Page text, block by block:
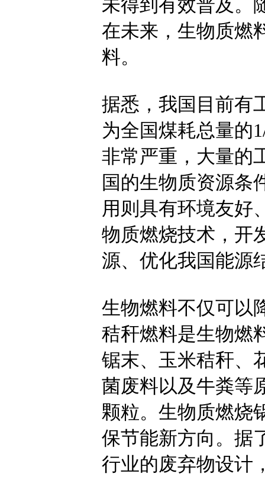
未得到有效普及。
在未来，生物质燃
料。
据悉，我国目前有
为全国煤耗总量的
非常严重，大量的
国的生物质资源条
用则具有环境友好
物质燃烧技术，开
源、优化我国能源
生物燃料不仅可以
秸秆燃料是生物燃
锯末、玉米秸秆、
菌废料以及牛粪等
颗粒。生物质燃烧
保节能新方向。据
行业的废弃物设计